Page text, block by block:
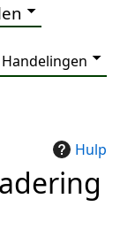
Handelingen
Hulp